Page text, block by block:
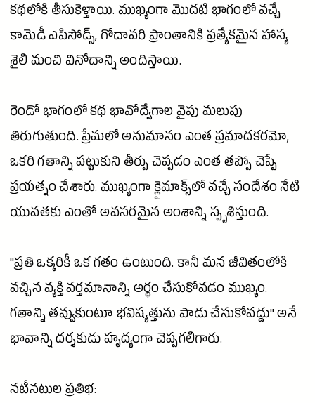
కథలోకి తీసుకెళ్తాయి. ముఖ్యంగా మొదటి భాగంలో వచ్చే
కామెడీఎపిసోడ్స్, గోదావరిప్రాంతానికి ప్రత్యేకమైన హాస్య
శైలి మంచి వినోదాన్ని అందిస్తాయి.
రెండో భాగంలో కథ భావోద్వేగాల వైపు మలుపు
తిరుగుతుంది. ప్రేమలో అనుమానం ఎంత ప్రమాదకరమో,
ఒకరి గతాన్ని పట్టుకుని తీర్పు చెప్పడం ఎంత తప్పో చెప్పే
ప్రయత్నం చేశారు. ముఖ్యంగా క్లైమాక్స్‌లో వచ్చే సందేశం నేటి
యువతకు ఎంతో అవసరమైన అంశాన్ని స్పృశిస్తుంది.
"ప్రతి ఒక్కరికీ ఒక గతం ఉంటుంది. కానీ మన జీవితంలోకి
వచ్చిన వ్యక్తి వర్తమానాన్ని అర్థం చేసుకోవడం ముఖ్యం.
గతాన్ని తవ్వుకుంటూ భవిష్యత్తును పాడు చేసుకోవద్దు" అనే
భావాన్ని దర్శకుడు హృద్యంగా చెప్పగలిగారు.
నటీనటుల ప్రతిభ: